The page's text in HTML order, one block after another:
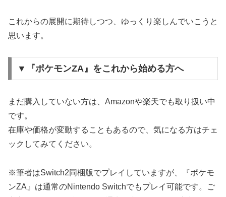
これからの展開に期待しつつ、ゆっくり楽しんでいこうと
思います。
▼『ポケモンZA』をこれから始める方へ
まだ購入していない方は、Amazonや楽天でも取り扱い中
です。
在庫や価格が変動することもあるので、気になる方はチェ
ックしてみてください。
※筆者はSwitch2同梱版でプレイしていますが、『ポケモ
ンZA』は通常のNintendo Switchでもプレイ可能です。ご